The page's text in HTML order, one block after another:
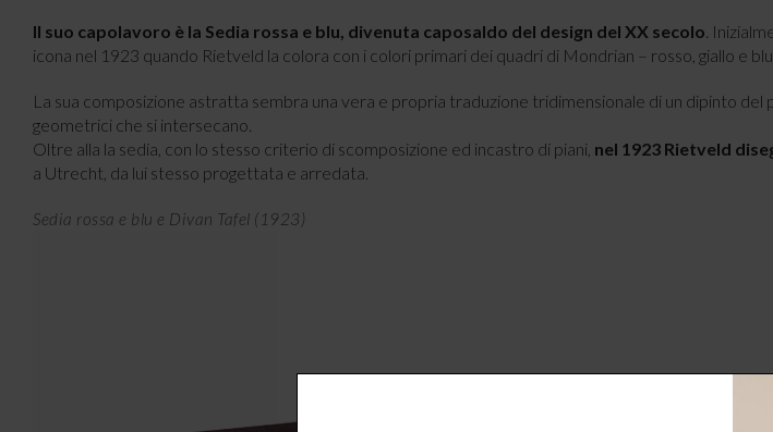
Il suo capolavoro è la Sedia rossa e blu, divenuta caposaldo del design del XX secolo .
icona nel 1923 quando Rietveld la colora con i colori primari dei quadri di Mondrian – rosso, giallo e
La sua composizione astratta sembra una vera e propria traduzione tridimensionale di un dipinto
geometrici che si intersecano.
Oltre alla la sedia, con lo stesso criterio di scomposizione ed incastro di piani, nel 1923 Rietveld
a Utrecht, da lui stesso progettata e arredata.
Sedia rossa e blu e Divan Tafel (1923)